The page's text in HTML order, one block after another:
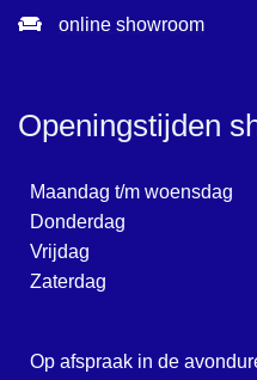
online showroom
Openingstijden
Maandag t/m woensdag
Donderdag
Vrijdag
Zaterdag
Op afspraak in de